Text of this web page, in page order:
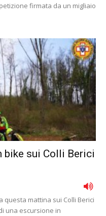
firmata da un migliaio
bike sui Colli Berici
questa mattina sui Colli Berici
una escursione in